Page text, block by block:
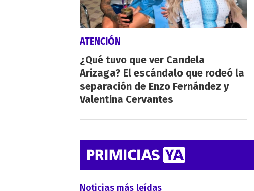
ATENCIÓN
¿Qué tuvo que ver Candela
Arizaga? El escándalo que rodeó la
separación de Enzo Fernández y
Valentina Cervantes
Noticias más leídas